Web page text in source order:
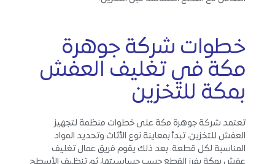
خطوات شركة جوهرة
مكة في تغليف العفش
بمكة للتخزين
تعتمد شركة جوهرة مكة على خطوات منظمة لتجهيز
العفش للتخزين، تبدأ بمعاينة نوع الأثاث وتحديد المواد
المناسبة لكل قطعة. بعد ذلك يقوم فريق عمال تغليف
عفش بمكة بفرز القطع حسب حساسيتها، ثم تنظيف الأسطح